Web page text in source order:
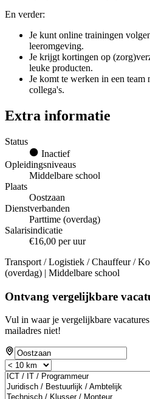
En verder:
Je kunt online trainingen
leeromgeving.
Je krijgt kortingen op
leuke producten.
Je komt te werken in een team
collega's.
Extra informatie
Status
Inactief
Opleidingsniveaus
Middelbare school
Plaats
Oostzaan
Dienstverbanden
Parttime (overdag)
Salarisindicatie
€16,00 per uur
Transport / Logistiek / Chauffeur /
(overdag) | Middelbare school
Ontvang vergelijkbare
Vul in waar je vergelijkbare
mailadres niet!